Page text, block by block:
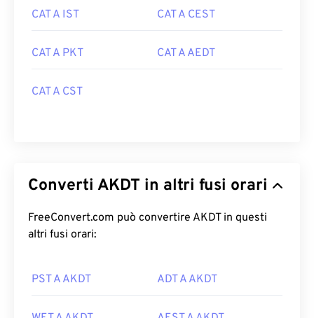
CAT A IST CAT A CEST
CAT A PKT CAT A AEDT
CAT A CST
Converti AKDT in altri fusi orari
FreeConvert.com può convertire AKDT in questi
altri fusi orari:
PST A AKDT ADT A AKDT